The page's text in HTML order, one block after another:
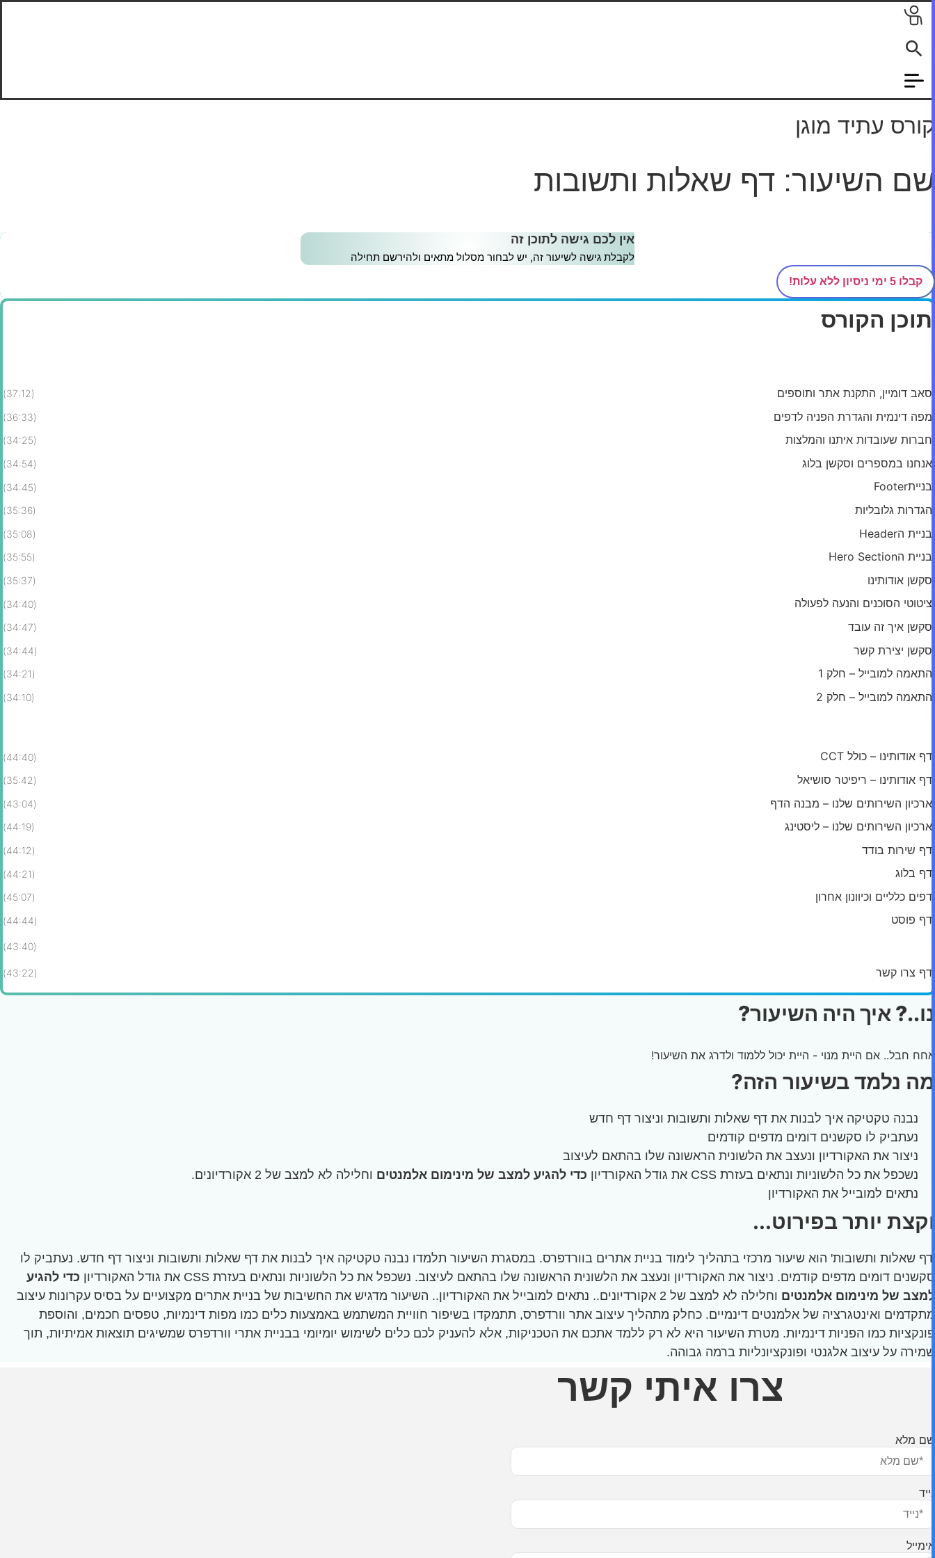
לתוכן
קורס עתיד מוגן
שם השיעור: דף שאלות ותשובות
אין לכם גישה לתוכן זה
לקבלת גישה לשיעור זה, יש לבחור מסלול מתאים ולהירשם תחילה
קבלו 5 ימי ניסיון ללא עלות!
תוכן הקורס
סאב דומיין, התקנת אתר ותוספים (37:12)
מפה דינמית והגדרת הפניה לדפים (36:33)
חברות שעובדות איתנו והמלצות (34:25)
אנחנו במספרים וסקשן בלוג (34:54)
בנייתFooter (34:45)
הגדרות גלובליות (35:36)
בניית הHeader (35:08)
בניית הHero Section (35:55)
סקשן אודותינו (35:37)
ציטוטי הסוכנים והנעה לפעולה (34:40)
סקשן איך זה עובד (34:47)
סקשן יצירת קשר (34:44)
התאמה למובייל – חלק 1 (34:21)
התאמה למובייל – חלק 2 (34:10)
דף אודותינו – כולל CCT (44:40)
דף אודותינו – ריפיטר סושיאל (35:42)
ארכיון השירותים שלנו – מבנה הדף (43:04)
ארכיון השירותים שלנו – ליסטינג (44:19)
דף שירות בודד (44:12)
דף בלוג (44:21)
דפים כלליים וכיוונון אחרון (45:07)
דף פוסט (44:44)
(43:40)
דף צרו קשר (43:22)
נו..? איך היה השיעור?
אחח חבל.. אם היית מנוי - היית יכול ללמוד ולדרג את השיעור!
מה נלמד בשיעור הזה?
נבנה טקטיקה איך לבנות את דף שאלות ותשובות וניצור דף חדש
נעתביק לו סקשנים דומים מדפים קודמים
ניצור את האקורדיון ונעצב את הלשונית הראשונה שלו בהתאם לעיצוב
נשכפל את כל הלשוניות ונתאים בעזרת CSS את גודל האקורדיון
כדי להגיע למצב של מינימום אלמנטים וחלילה לא למצב של 2 אקורדיונים.
נתאים למובייל את האקורדיון
וקצת יותר בפירוט...
'דף שאלות ותשובות' הוא שיעור מרכזי בתהליך לימוד בניית אתרים בוורדפרס. במסגרת השיעור תלמדו נבנה טקטיקה איך לבנות את דף שאלות ותשובות וניצור דף חדש. נעתביק לו
סקשנים דומים מדפים קודמים. ניצור את האקורדיון ונעצב את הלשונית הראשונה שלו בהתאם לעיצוב. נשכפל את כל הלשוניות ונתאים בעזרת CSS את גודל האקורדיון
כדי להגיע
למצב של מינימום אלמנטים
וחלילה לא למצב של 2 אקורדיונים.. נתאים למובייל את האקורדיון.. השיעור מדגיש את החשיבות של בניית אתרים מקצועיים על בסיס עקרונות עיצוב
מתקדמים ואינטגרציה של אלמנטים דינמיים. כחלק מתהליך עיצוב אתר וורדפרס, תתמקדו בשיפור חוויית המשתמש באמצעות כלים כמו מפות דינמיות, טפסים חכמים, והוספת
פונקציות כמו הפניות דינמיות. מטרת השיעור היא לא רק ללמד אתכם את הטכניקות, אלא להעניק לכם כלים לשימוש יומיומי בבניית אתרי וורדפרס שמשיגים תוצאות אמיתיות, תוך
שמירה על עיצוב אלגנטי ופונקציונליות ברמה גבוהה.
צרו איתי קשר
שם מלא
נייד
אימייל